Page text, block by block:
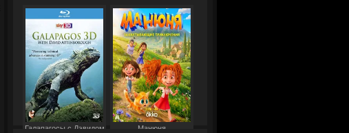
Галапагосы с Дэвидом
Манюня